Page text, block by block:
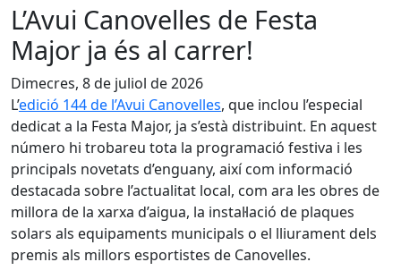
L’Avui Canovelles de Festa
Major ja és al carrer!
Dimecres, 8 de juliol de 2026
L’edició 144 de l’Avui Canovelles, que inclou l’especial
dedicat a la Festa Major, ja s’està distribuint. En aquest
número hi trobareu tota la programació festiva i les
principals novetats d’enguany, així com informació
destacada sobre l’actualitat local, com ara les obres de
millora de la xarxa d’aigua, la instal·lació de plaques
solars als equipaments municipals o el lliurament dels
premis als millors esportistes de Canovelles.